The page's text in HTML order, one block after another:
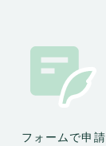
フォームで申請